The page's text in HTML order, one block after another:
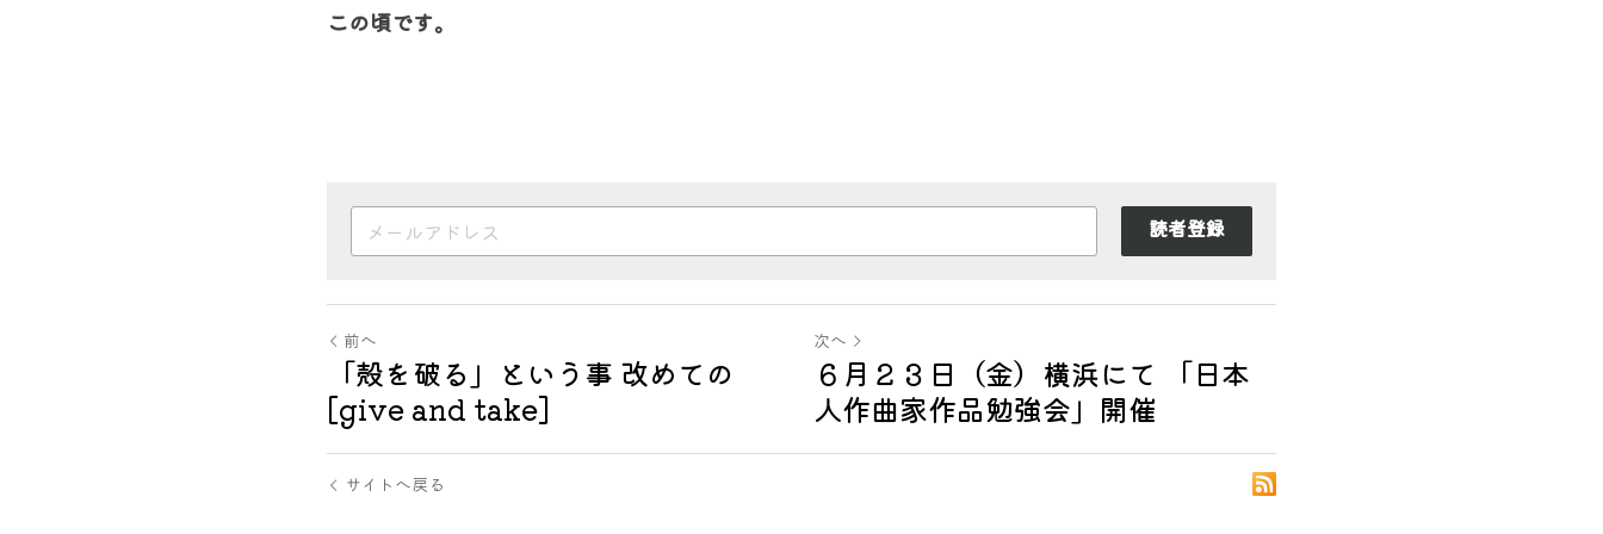
この頃です。
読者登録
前へ
「殻を破る」という事 改めての
[give and take]
次へ
６月２３日（金）横浜にて 「日本
人作曲家作品勉強会」開催
サイトへ戻る